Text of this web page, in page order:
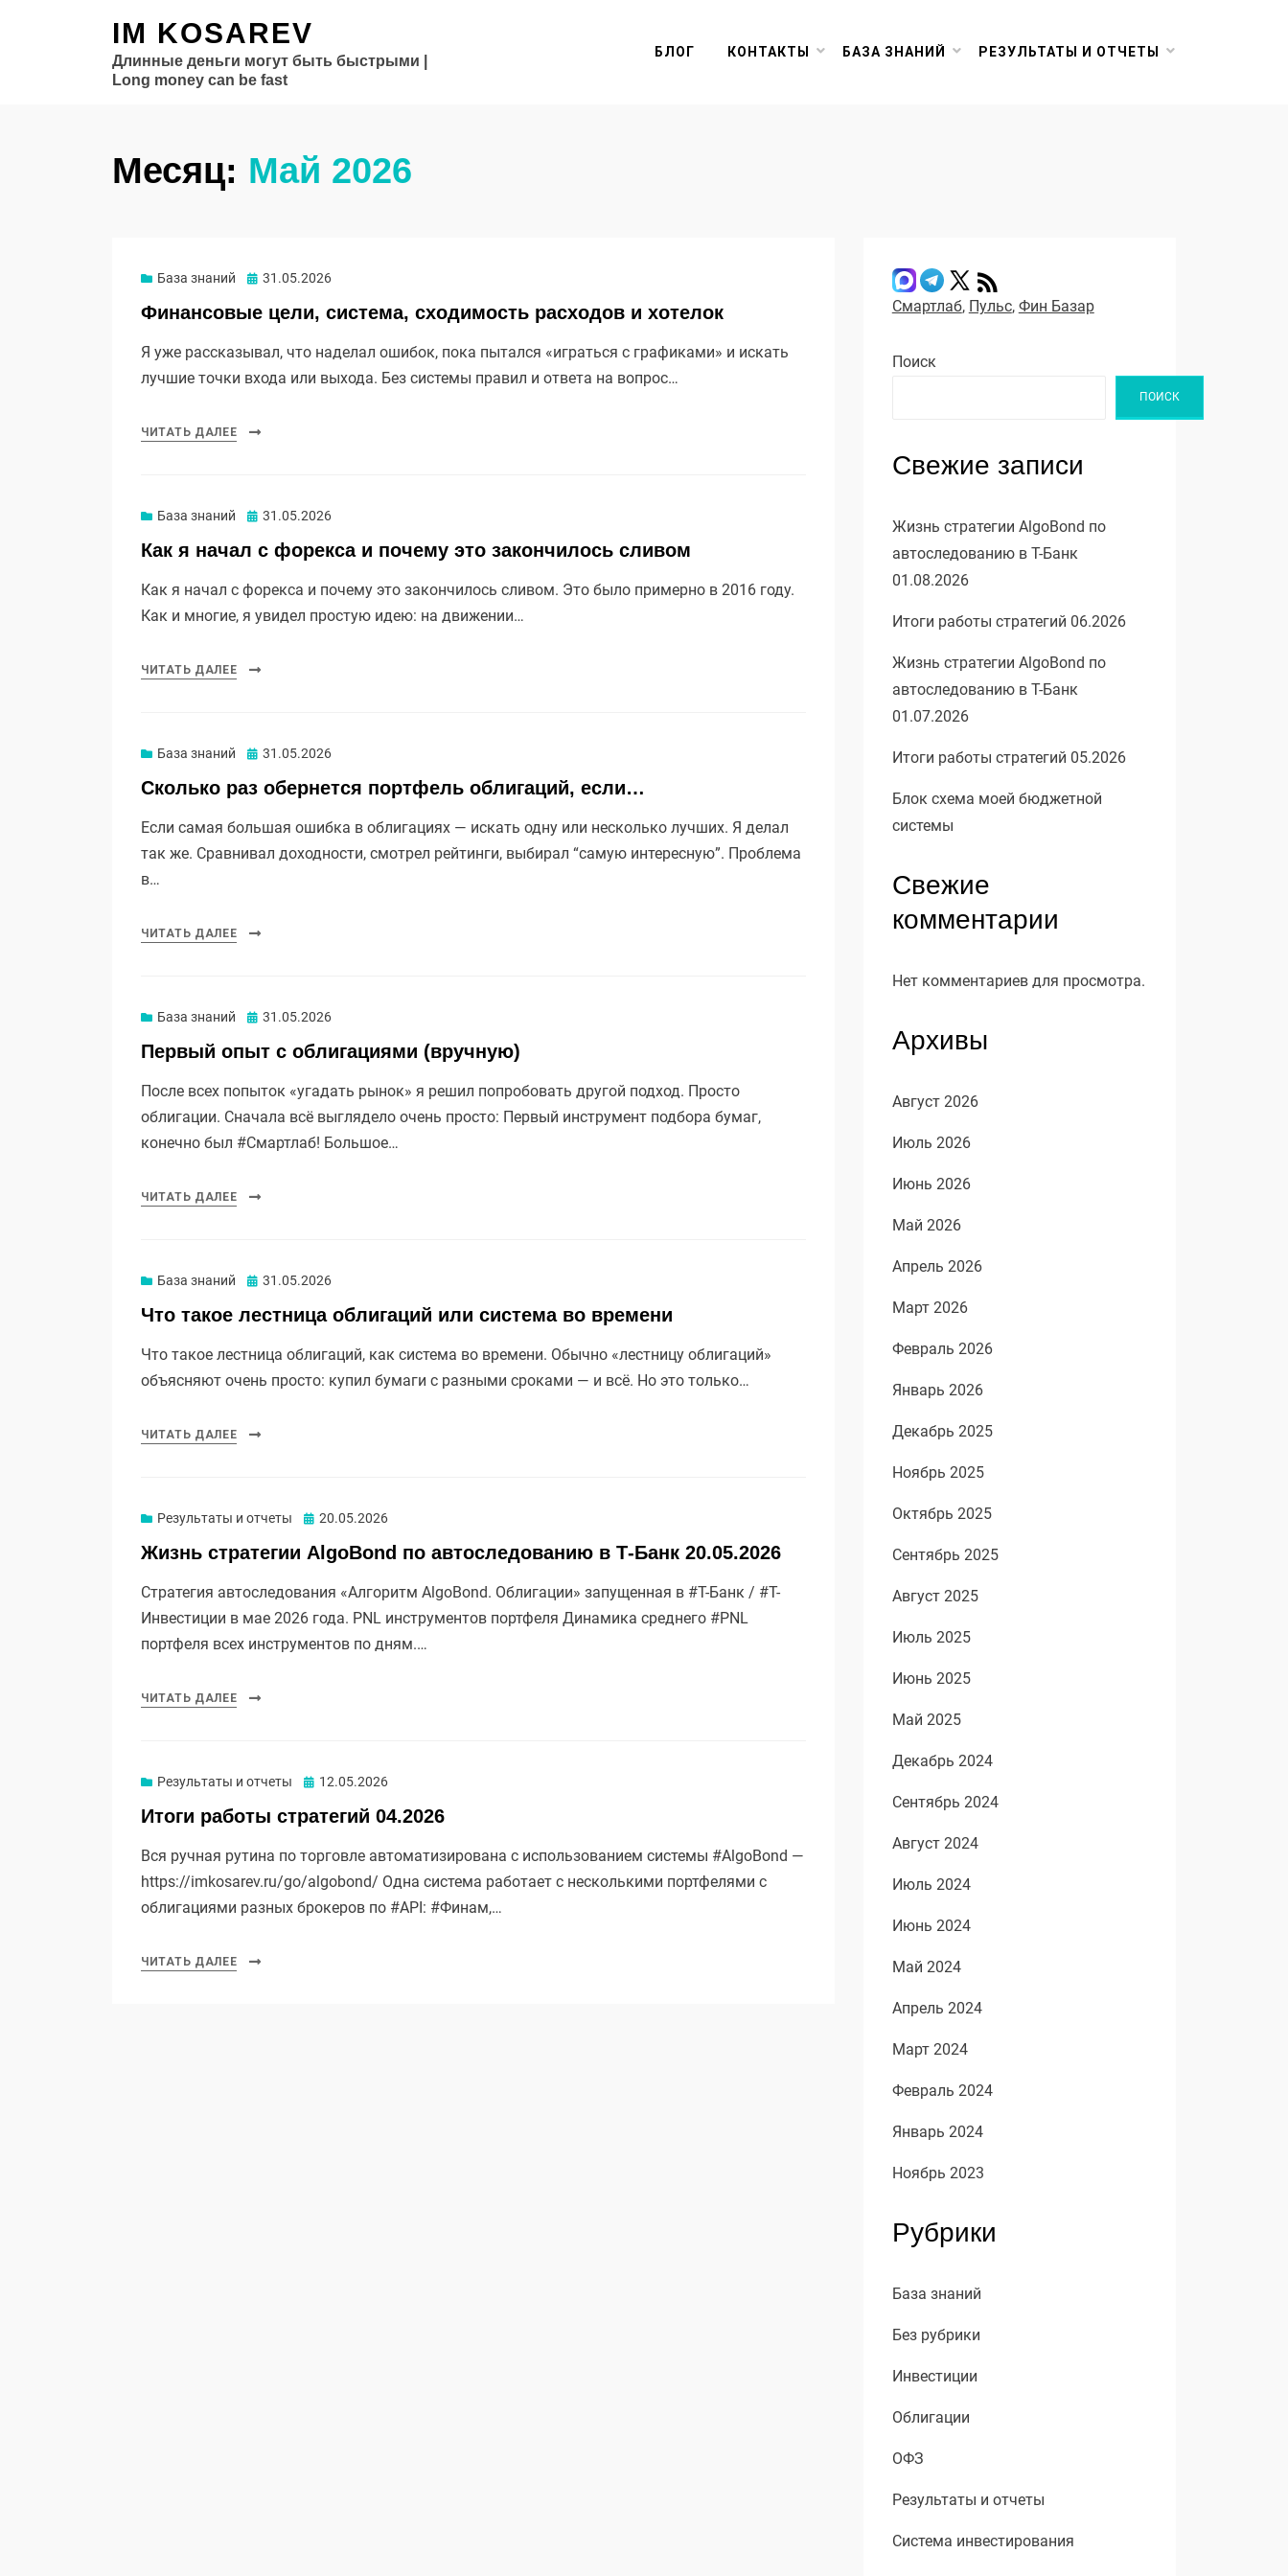
IM KOSAREV
Длинные деньги могут быть быстрыми |
Long money can be fast
БЛОГ КОНТАКТЫ БАЗА ЗНАНИЙ РЕЗУЛЬТАТЫ И ОТЧЕТЫ
Месяц: Май 2026
База знаний Опубликовано
31.05.2026
Финансовые цели, система, сходимость расходов и хотелок
Я уже рассказывал, что наделал ошибок, пока пытался «играться с графиками» и искать
лучшие точки входа или выхода. Без системы правил и ответа на вопрос…
ЧИТАТЬ ДАЛЕЕ
База знаний Опубликовано
31.05.2026
Как я начал с форекса и почему это закончилось сливом
Как я начал с форекса и почему это закончилось сливом. Это было примерно в 2016 году.
Как и многие, я увидел простую идею: на движении…
ЧИТАТЬ ДАЛЕЕ
База знаний Опубликовано
31.05.2026
Сколько раз обернется портфель облигаций, если…
Если самая большая ошибка в облигациях — искать одну или несколько лучших. Я делал
так же. Сравнивал доходности, смотрел рейтинги, выбирал “самую интересную”. Проблема
в…
ЧИТАТЬ ДАЛЕЕ
База знаний Опубликовано
31.05.2026
Первый опыт с облигациями (вручную)
После всех попыток «угадать рынок» я решил попробовать другой подход. Просто
облигации. Сначала всё выглядело очень просто: Первый инструмент подбора бумаг,
конечно был #Смартлаб! Большое…
ЧИТАТЬ ДАЛЕЕ
База знаний Опубликовано
31.05.2026
Что такое лестница облигаций или система во времени
Что такое лестница облигаций, как система во времени. Обычно «лестницу облигаций»
объясняют очень просто: купил бумаги с разными сроками — и всё. Но это только…
ЧИТАТЬ ДАЛЕЕ
Результаты и отчеты Опубликовано
20.05.2026
Жизнь стратегии AlgoBond по автоследованию в Т-Банк 20.05.2026
Стратегия автоследования «Алгоритм AlgoBond. Облигации» запущенная в #Т-Банк / #Т-
Инвестиции в мае 2026 года. PNL инструментов портфеля Динамика среднего #PNL
портфеля всех инструментов по дням.…
ЧИТАТЬ ДАЛЕЕ
Результаты и отчеты Опубликовано
12.05.2026
Итоги работы стратегий 04.2026
Вся ручная рутина по торговле автоматизирована с использованием системы #AlgoBond —
https://imkosarev.ru/go/algobond/ Одна система работает с несколькими портфелями с
облигациями разных брокеров по #API: #Финам,…
ЧИТАТЬ ДАЛЕЕ
Смартлаб, Пульс, Фин Базар
Поиск
ПОИСК
Свежие записи
Жизнь стратегии AlgoBond по
автоследованию в Т-Банк
01.08.2026
Итоги работы стратегий 06.2026
Жизнь стратегии AlgoBond по
автоследованию в Т-Банк
01.07.2026
Итоги работы стратегий 05.2026
Блок схема моей бюджетной
системы
Свежие
комментарии
Нет комментариев для просмотра.
Архивы
Август 2026
Июль 2026
Июнь 2026
Май 2026
Апрель 2026
Март 2026
Февраль 2026
Январь 2026
Декабрь 2025
Ноябрь 2025
Октябрь 2025
Сентябрь 2025
Август 2025
Июль 2025
Июнь 2025
Май 2025
Декабрь 2024
Сентябрь 2024
Август 2024
Июль 2024
Июнь 2024
Май 2024
Апрель 2024
Март 2024
Февраль 2024
Январь 2024
Ноябрь 2023
Рубрики
База знаний
Без рубрики
Инвестиции
Облигации
ОФЗ
Результаты и отчеты
Система инвестирования